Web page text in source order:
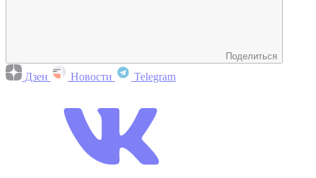
Поделиться
Дзен Новости Telegram